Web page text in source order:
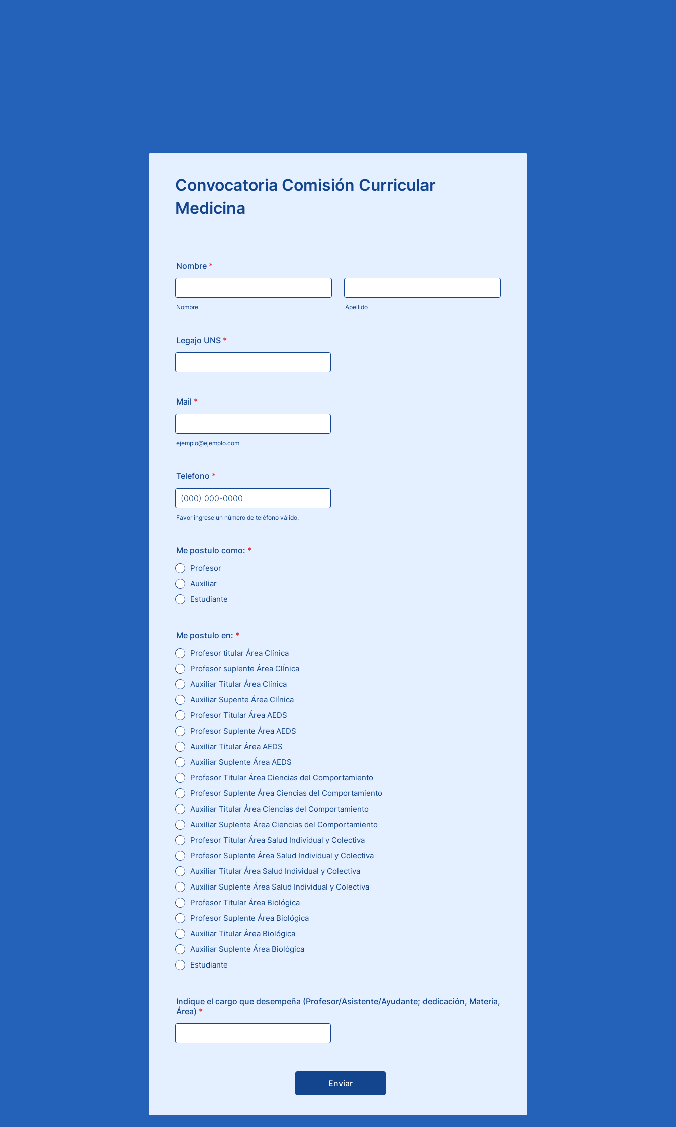
Convocatoria Comisión Curricular
Medicina
Nombre *
Nombre Apellido
Legajo UNS *
Mail *
ejemplo@ejemplo.com
Telefono *
Favor ingrese un número de teléfono válido.
Me postulo como: *
Profesor
Auxiliar
Estudiante
Me postulo en: *
Profesor titular Área Clínica
Profesor suplente Área ClÍnica
Auxiliar Titular Área Clínica
Auxiliar Supente Área Clínica
Profesor Titular Área AEDS
Profesor Suplente Área AEDS
Auxiliar Titular Área AEDS
Auxiliar Suplente Área AEDS
Profesor Titular Área Ciencias del Comportamiento
Profesor Suplente Área Ciencias del Comportamiento
Auxiliar Titular Área Ciencias del Comportamiento
Auxiliar Suplente Área Ciencias del Comportamiento
Profesor Titular Área Salud Individual y Colectiva
Profesor Suplente Área Salud Individual y Colectiva
Auxiliar Titular Área Salud Individual y Colectiva
Auxiliar Suplente Área Salud Individual y Colectiva
Profesor Titular Área Biológica
Profesor Suplente Área Biológica
Auxiliar Titular Área Biológica
Auxiliar Suplente Área Biológica
Estudiante
Indique el cargo que desempeña (Profesor/Asistente/Ayudante; dedicación, Materia,
Área) *
Enviar